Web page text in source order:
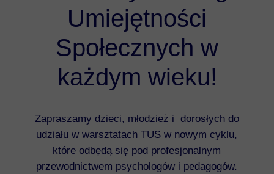
Umiejętności
Społecznych w
każdym wieku!
Zapraszamy dzieci, młodzież i dorosłych do
udziału w warsztatach TUS w nowym cyklu,
które odbędą się pod profesjonalnym
przewodnictwem psychologów i pedagogów.